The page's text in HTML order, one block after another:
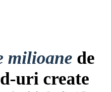
milioane de
uri create